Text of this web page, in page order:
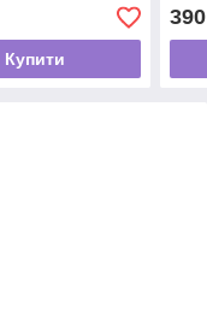
Купити
390